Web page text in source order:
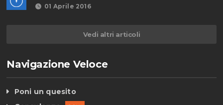
01 Aprile 2016
Vedi altri articoli
Navigazione Veloce
Poni un quesito